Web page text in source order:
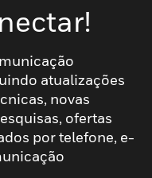
atualizações
novas
ofertas
por telefone, e-